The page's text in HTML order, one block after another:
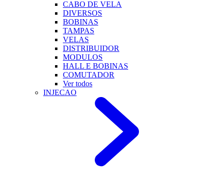
CABO DE VELA
DIVERSOS
BOBINAS
TAMPAS
VELAS
DISTRIBUIDOR
MODULOS
HALL E BOBINAS
COMUTADOR
Ver todos
INJECAO